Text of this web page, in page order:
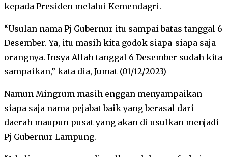
kepada Presiden melalui Kemendagri.
“Usulan nama Pj Gubernur itu sampai batas tanggal 6
Desember. Ya, itu masih kita godok siapa-siapa saja
orangnya. Insya Allah tanggal 6 Desember sudah kita
sampaikan,” kata dia, Jumat (01/12/2023)
Namun Mingrum masih enggan menyampaikan
siapa saja nama pejabat baik yang berasal dari
daerah maupun pusat yang akan di usulkan menjadi
Pj Gubernur Lampung.